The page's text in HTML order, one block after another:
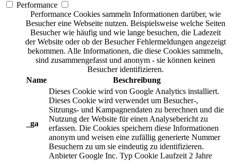
Performance
Performance Cookies sammeln Informationen darüber, wie
Besucher eine Webseite nutzen. Beispielsweise welche Seiten
Besucher wie häufig und wie lange besuchen, die Ladezeit
der Website oder ob der Besucher Fehlermeldungen angezeigt
bekommen. Alle Informationen, die diese Cookies sammeln,
sind zusammengefasst und anonym - sie können keinen
Besucher identifizieren.
Name
Beschreibung
_ga
Dieses Cookie wird von Google Analytics installiert.
Dieses Cookie wird verwendet um Besucher-,
Sitzungs- und Kampagnendaten zu berechnen und die
Nutzung der Website für einen Analysebericht zu
erfassen. Die Cookies speichern diese Informationen
anonym und weisen eine zufällig generierte Nummer
Besuchern zu um sie eindeutig zu identifizieren.
Anbieter Google Inc. Typ Cookie Laufzeit 2 Jahre